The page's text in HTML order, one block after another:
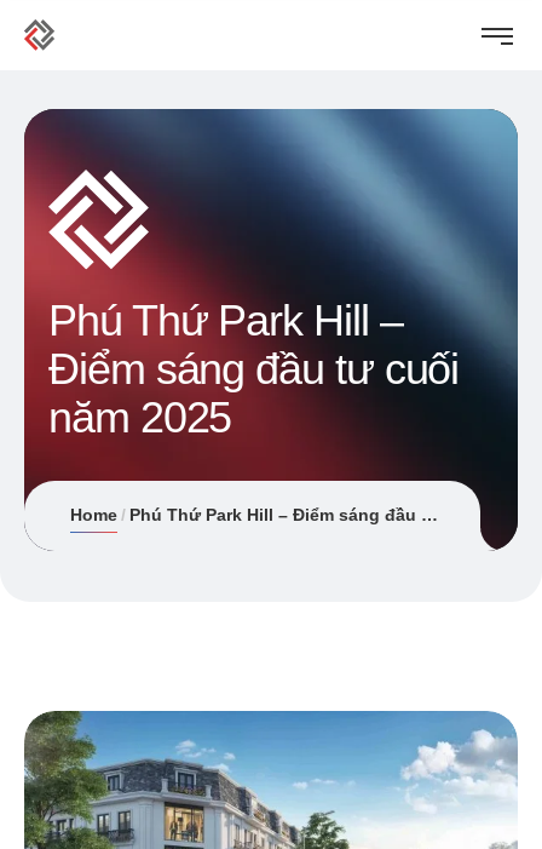
Phú Thứ Park Hill –
Điểm sáng đầu tư cuối
năm 2025
Home Phú Thứ Park Hill – Điểm sáng đầu tư cuối năm 2025